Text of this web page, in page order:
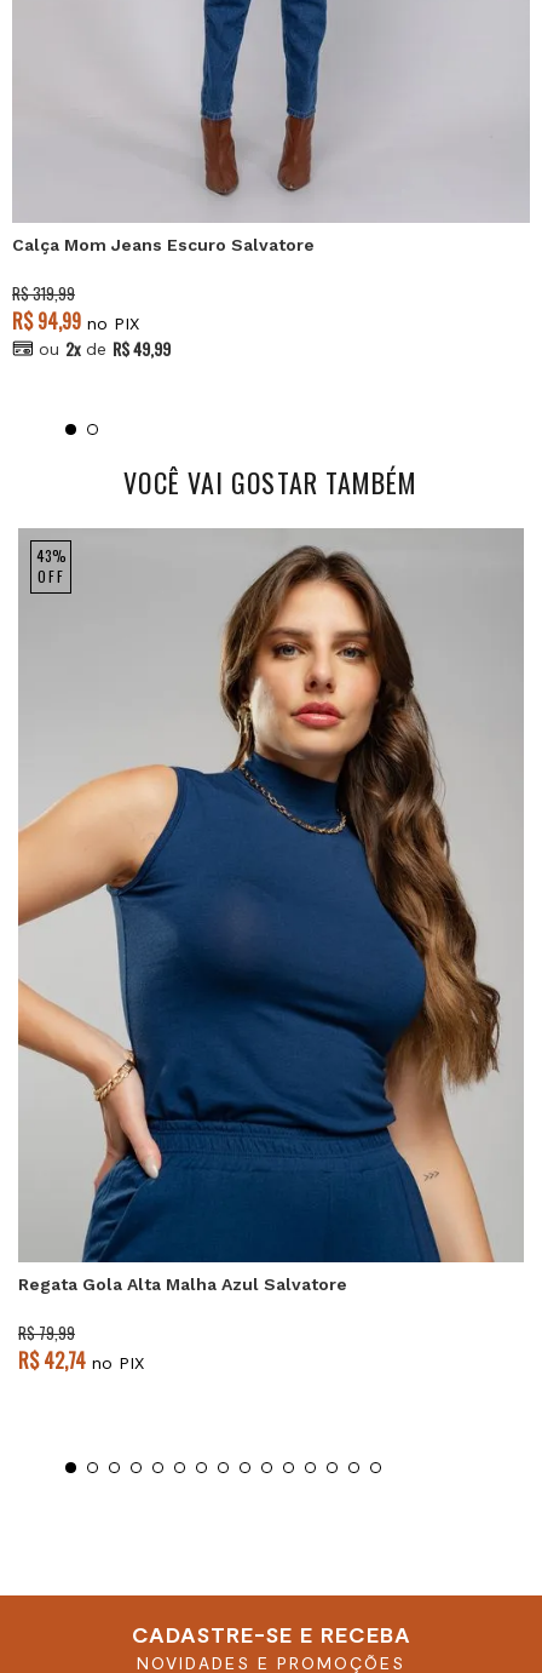
Calça Mom Jeans Escuro Salvatore
R$ 319,99
R$ 94,99 no PIX
ou 2x de R$ 49,99
VOCÊ VAI GOSTAR TAMBÉM
43%
OFF
Regata Gola Alta Malha Azul Salvatore
R$ 79,99
R$ 42,74 no PIX
CADASTRE-SE E RECEBA
NOVIDADES E PROMOÇÕES